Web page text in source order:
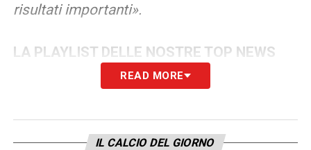
risultati importanti».
LA PLAYLIST DELLE NOSTRE TOP NEWS
READ MORE
IL CALCIO DEL GIORNO